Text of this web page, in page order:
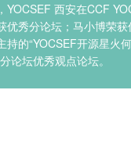
YOCSEF 西安在CCF
优秀分论坛；马小博荣获
持的“YOCSEF开源星火
论坛优秀观点论坛。